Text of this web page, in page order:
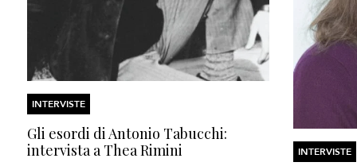
INTERVISTE
Gli esordi di Antonio Tabucchi:
intervista a Thea Rimini
INTERVISTE